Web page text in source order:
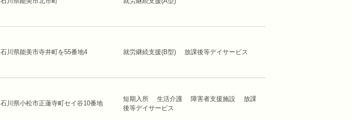
石川県能美市寺井町を55番地4 就労継続支援(B型) 放課後等デイサービス
石川県小松市正蓮寺町セイ谷10番地
短期入所 生活介護 障害者支援施設 放課
後等デイサービス